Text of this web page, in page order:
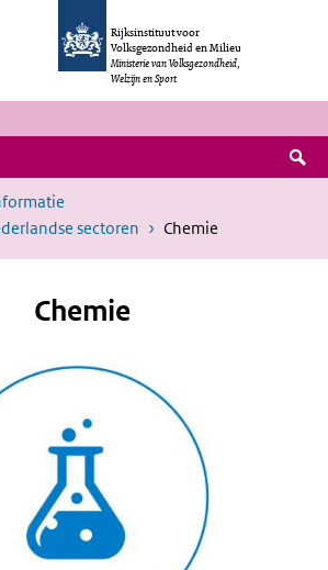
gaan
Rijksinstituut voor
Volksgezondheid en Milieu
Ministerie van Volksgezondheid,
Welzijn en Sport
sectoren
Chemie
Chemie